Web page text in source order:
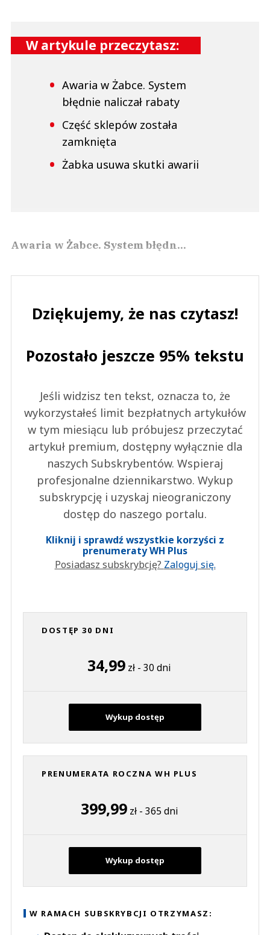
W artykule przeczytasz:
Awaria w Żabce. System
błędnie naliczał rabaty
Część sklepów została
zamknięta
Żabka usuwa skutki awarii
Awaria w Żabce. System błędn...
Dziękujemy, że nas czytasz!
Pozostało jeszcze 95% tekstu
Jeśli widzisz ten tekst, oznacza to, że
wykorzystałeś limit bezpłatnych artykułów
w tym miesiącu lub próbujesz przeczytać
artykuł premium, dostępny wyłącznie dla
naszych Subskrybentów. Wspieraj
profesjonalne dziennikarstwo. Wykup
subskrypcję i uzyskaj nieograniczony
dostęp do naszego portalu.
Kliknij i sprawdź wszystkie korzyści z
prenumeraty WH Plus
Posiadasz subskrybcję? Zaloguj się.
DOSTĘP 30 DNI
34,99 zł - 30 dni
Wykup dostęp
PRENUMERATA ROCZNA WH PLUS
399,99zł - 365 dni
Wykup dostęp
W RAMACH SUBSKRYBCJI OTRZYMASZ: